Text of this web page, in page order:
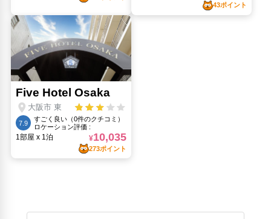
大阪城公園(2.94km)
大阪城天守閣(3.19km)
大阪水族館 海遊館(9.82km)
心斎橋筋(3.56km)
梅田スカイビル 空中庭園展望台(6.17km)
通天閣(2.4km)
ミナミ（難波）(3.56km)
黒門市場(2.27km)